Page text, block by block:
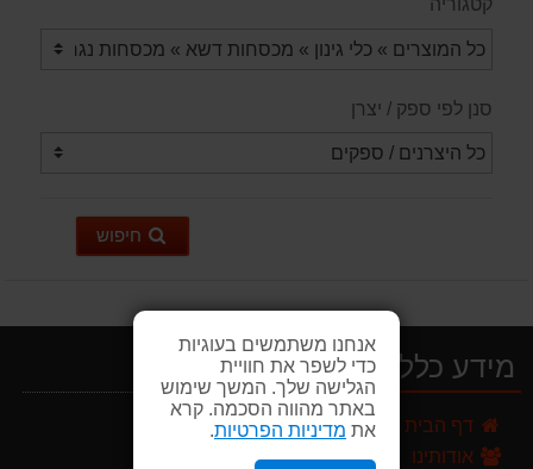
אנחנו משתמשים בעוגיות
כדי לשפר את חוויית
הגלישה שלך. המשך שימוש
באתר מהווה הסכמה. קרא
את מדיניות הפרטיות.
סנן לפי ספק / יצרן
חיפוש
מידע כללי
דף הבית
אודותינו
589.00 ₪